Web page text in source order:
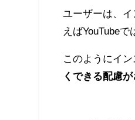
ユーザーは、
えばYouTube
このようにイ
くできる配慮が